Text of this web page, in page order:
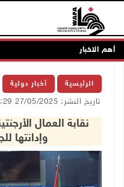
أهم الاخبار
الرئيسية أخبار دولية
تاريخ النشر: 27/05/2025 08:29 م
نقابة العمال
وإدانتها